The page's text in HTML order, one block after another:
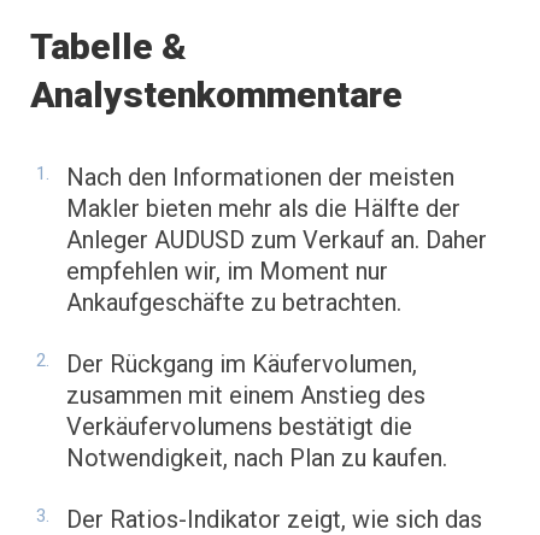
Tabelle &
Analystenkommentare
Nach den Informationen der meisten
Makler bieten mehr als die Hälfte der
Anleger AUDUSD zum Verkauf an. Daher
empfehlen wir, im Moment nur
Ankaufgeschäfte zu betrachten.
Der Rückgang im Käufervolumen,
zusammen mit einem Anstieg des
Verkäufervolumens bestätigt die
Notwendigkeit, nach Plan zu kaufen.
Der Ratios-Indikator zeigt, wie sich das